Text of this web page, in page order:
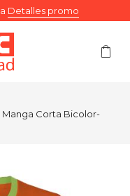
Detalles promo
Manga Corta Bicolor-